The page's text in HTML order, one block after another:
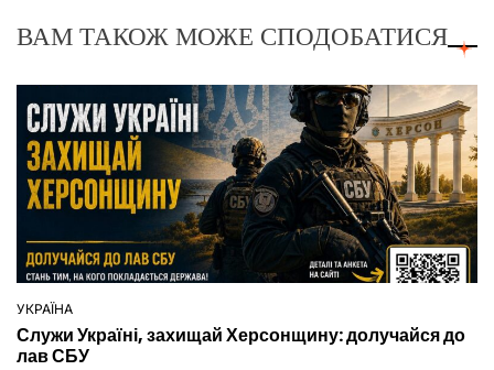
ВАМ ТАКОЖ МОЖЕ СПОДОБАТИСЯ
ОПУБЛІКУВАТИ
У
УКРАЇНА
Служи Україні, захищай Херсонщину: долучайся до
лав СБУ